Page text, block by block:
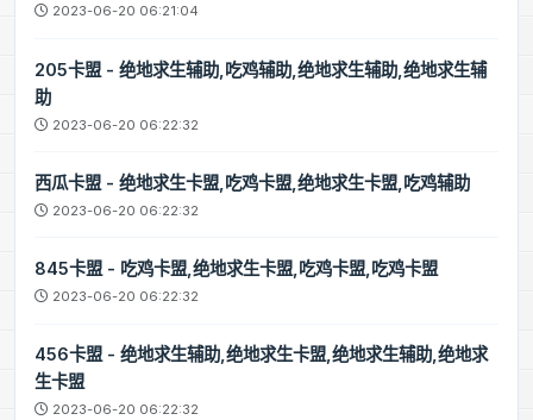
2023-06-20 06:21:04
205卡盟 - 绝地求生辅助,吃鸡辅助,绝地求生辅助,绝地求生辅
助
2023-06-20 06:22:32
西瓜卡盟 - 绝地求生卡盟,吃鸡卡盟,绝地求生卡盟,吃鸡辅助
2023-06-20 06:22:32
845卡盟 - 吃鸡卡盟,绝地求生卡盟,吃鸡卡盟,吃鸡卡盟
2023-06-20 06:22:32
456卡盟 - 绝地求生辅助,绝地求生卡盟,绝地求生辅助,绝地求
生卡盟
2023-06-20 06:22:32